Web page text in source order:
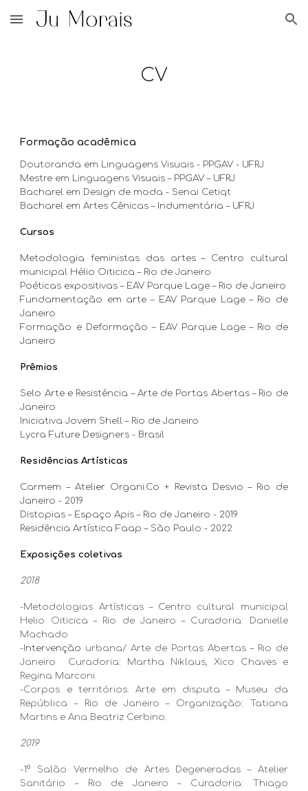
Skip to main content Skip to navigation
CV
Formação acadêmica
Doutoranda em Linguagens Visuais - PPGAV - UFRJ
Mestre em Linguagens Visuais – PPGAV – UFRJ
Bacharel em Design de moda - Senai Cetiqt
Bacharel em Artes Cênicas – Indumentária – UFRJ
Cursos
Metodologia feministas das artes – Centro cultural
municipal Hélio Oiticica – Rio de Janeiro
Poéticas expositivas – EAV Parque Lage – Rio de Janeiro
Fundamentação em arte – EAV Parque Lage – Rio de
Janeiro
Formação e Deformação – EAV Parque Lage – Rio de
Janeiro
Prêmios
Selo Arte e Resistência – Arte de Portas Abertas – Rio de
Janeiro
Iniciativa Jovem Shell – Rio de Janeiro
Lycra Future Designers - Brasil
Residências Artísticas
Carmem – Atelier Organi.Co + Revista Desvio – Rio de
Janeiro - 2019
Distopias – Espaço Apis – Rio de Janeiro - 2019
Residência Artística Faap – São Paulo - 2022
Exposições coletivas
2018
-Metodologias Artísticas – Centro cultural municipal
Helio Oiticica – Rio de Janeiro – Curadoria: Danielle
Machado
- Intervenção urbana/ Arte de Portas Abertas – Rio de
Janeiro Curadoria: Martha Niklaus, Xico Chaves e
Regina Marconi.
-Corpos e territórios: Arte em disputa – Museu da
República – Rio de Janeiro – Organização: Tatiana
Martins e Ana Beatriz Cerbino.
2019
-1º Salão Vermelho de Artes Degeneradas – Atelier
Sanitário – Rio de Janeiro – Curadoria: Thiago